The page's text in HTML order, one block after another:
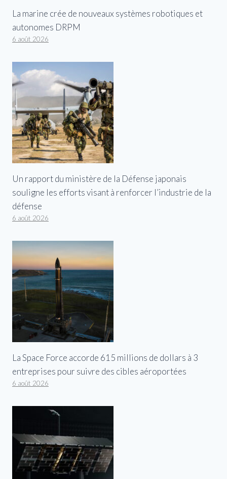
La marine crée de nouveaux systèmes robotiques et
autonomes DRPM
6 août 2026
Un rapport du ministère de la Défense japonais
souligne les efforts visant à renforcer l’industrie de la
défense
6 août 2026
La Space Force accorde 615 millions de dollars à 3
entreprises pour suivre des cibles aéroportées
6 août 2026